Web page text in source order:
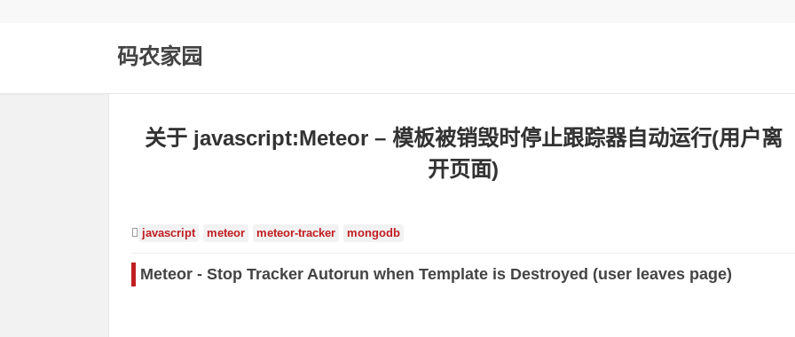
码农家园
关于 javascript:Meteor – 模板被销毁时停止跟踪器自动运行(用户离
开页面)
javascript meteor meteor-tracker mongodb
Meteor - Stop Tracker Autorun when Template is Destroyed (user leaves page)